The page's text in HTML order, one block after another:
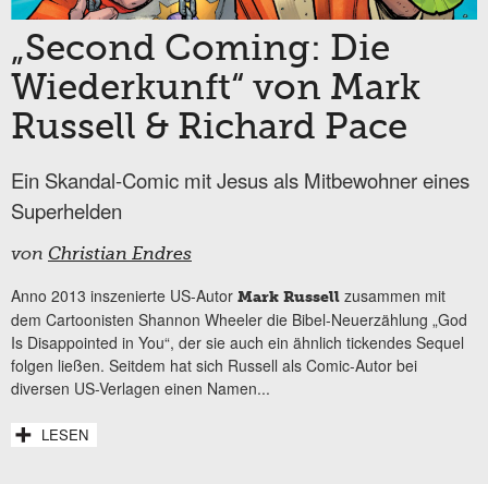
„Second Coming: Die
Wiederkunft“ von Mark
Russell & Richard Pace
Ein Skandal-Comic mit Jesus als Mitbewohner eines
Superhelden
von Christian Endres
Anno 2013 inszenierte US-Autor Mark Russell zusammen mit
dem Cartoonisten Shannon Wheeler die Bibel-Neuerzählung „God
Is Disappointed in You“, der sie auch ein ähnlich tickendes Sequel
folgen ließen. Seitdem hat sich Russell als Comic-Autor bei
diversen US-Verlagen einen Namen...
LESEN